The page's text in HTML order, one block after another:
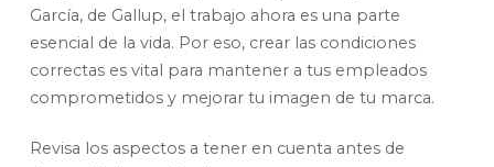
García, de Gallup, el trabajo ahora es una parte
esencial de la vida. Por eso, crear las condiciones
correctas es vital para mantener a tus empleados
comprometidos y mejorar tu imagen de tu marca.
Revisa los aspectos a tener en cuenta antes de